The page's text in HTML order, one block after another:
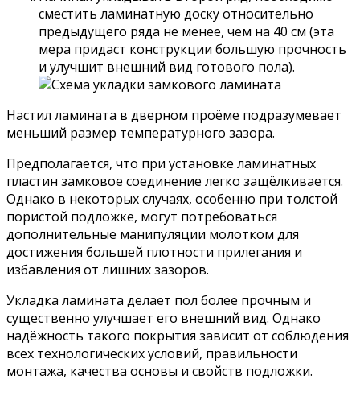
сместить ламинатную доску относительно
предыдущего ряда не менее, чем на 40 см (эта
мера придаст конструкции большую прочность
и улучшит внешний вид готового пола).
Настил ламината в дверном проёме подразумевает
меньший размер температурного зазора.
Предполагается, что при установке ламинатных
пластин замковое соединение легко защёлкивается.
Однако в некоторых случаях, особенно при толстой
пористой подложке, могут потребоваться
дополнительные манипуляции молотком для
достижения большей плотности прилегания и
избавления от лишних зазоров.
Укладка ламината делает пол более прочным и
существенно улучшает его внешний вид. Однако
надёжность такого покрытия зависит от соблюдения
всех технологических условий, правильности
монтажа, качества основы и свойств подложки.